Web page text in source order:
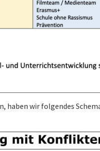
wir folgendes